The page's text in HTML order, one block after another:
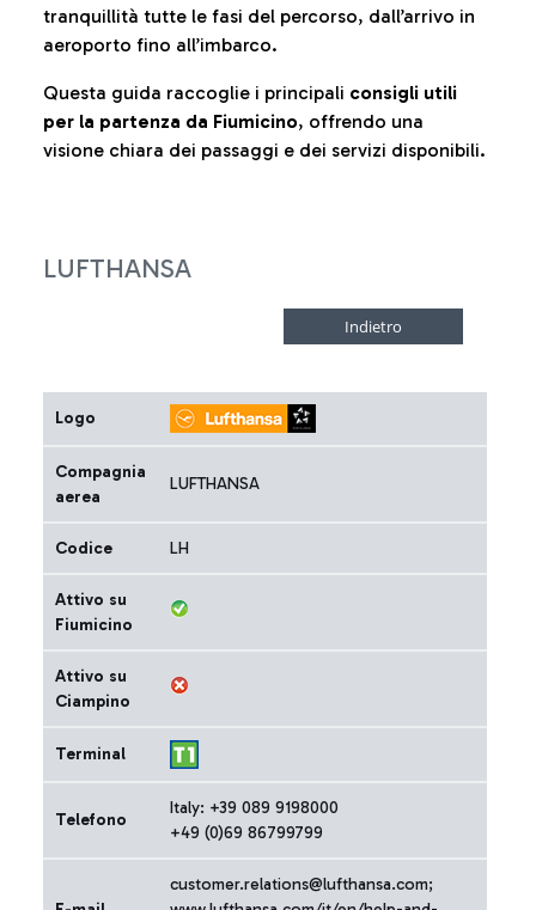
tranquillità tutte le fasi del percorso, dall’arrivo in
aeroporto fino all’imbarco.
Questa guida raccoglie i principali consigli utili
per la partenza da Fiumicino, offrendo una
visione chiara dei passaggi e dei servizi disponibili.
LUFTHANSA
Logo
Compagnia
aerea
LUFTHANSA
Codice LH
Attivo su
Fiumicino
Attivo su
Ciampino
Terminal
Telefono
Italy: +39 089 9198000
+49 (0)69 86799799
customer.relations@lufthansa.com;